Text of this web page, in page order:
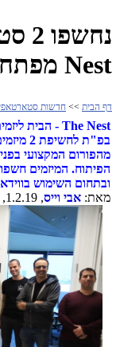
Nest מפתח-תקווה
דף הבית >> חדשות
The Nest
בפ"ת
מהפורום המקצועי
ובתחום השימוש
מאת: אבי וייס, 1.2.19, 08:30